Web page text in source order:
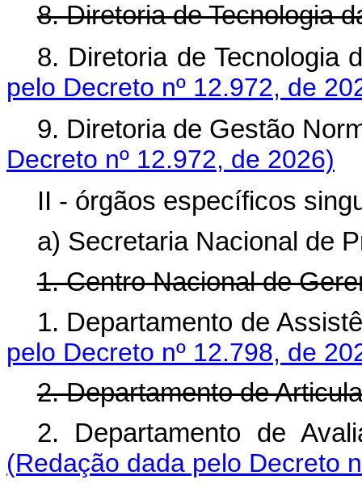
8. Diretoria de Tecnologia
8. Diretoria de
pelo Decreto nº 12.972, de
9. Diretoria de Gestão
Decreto nº 12.972, de 2026)
II - órgãos específicos
a) Secretaria Nacional de
1. Centro Nacional de
1. Departamento de
pelo Decreto nº 12.798, de
2. Departamento de
2. Departamento de
(Redação dada pelo Decreto